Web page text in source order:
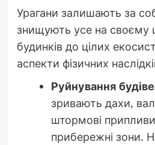
Урагани залишають за
знищують усе на своєму
будинків до цілих
аспекти фізичних
Руйнування
зривають дахи,
штормові
прибережні зони.